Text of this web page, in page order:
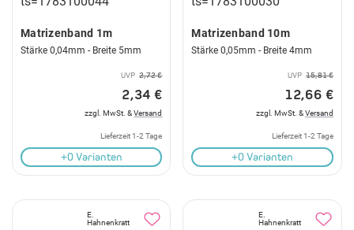
Matrizenband 1m
Stärke 0,04mm - Breite 5mm
UVP 2,72 €
2,34 €
zzgl. MwSt. &Versand
Lieferzeit 1-2 Tage
+0 Varianten
Matrizenband 10m
Stärke 0,05mm - Breite 4mm
UVP 15,81 €
12,66 €
zzgl. MwSt. &Versand
Lieferzeit 1-2 Tage
+0 Varianten
E.
Hahnenkratt
E.
Hahnenkratt